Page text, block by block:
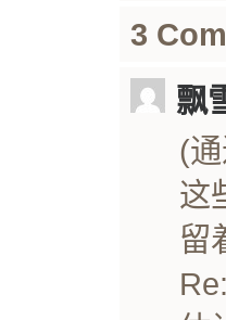
3
飘
(
这
留
Re: